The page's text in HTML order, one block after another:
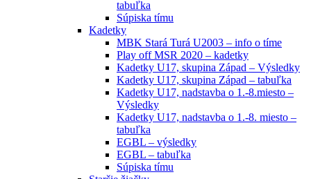
tabuľka
Súpiska tímu
Kadetky
MBK Stará Turá U2003 – info o tíme
Play off MSR 2020 – kadetky
Kadetky U17, skupina Západ – Výsledky
Kadetky U17, skupina Západ – tabuľka
Kadetky U17, nadstavba o 1.-8.miesto –
Výsledky
Kadetky U17, nadstavba o 1.-8. miesto –
tabuľka
EGBL – výsledky
EGBL – tabuľka
Súpiska tímu